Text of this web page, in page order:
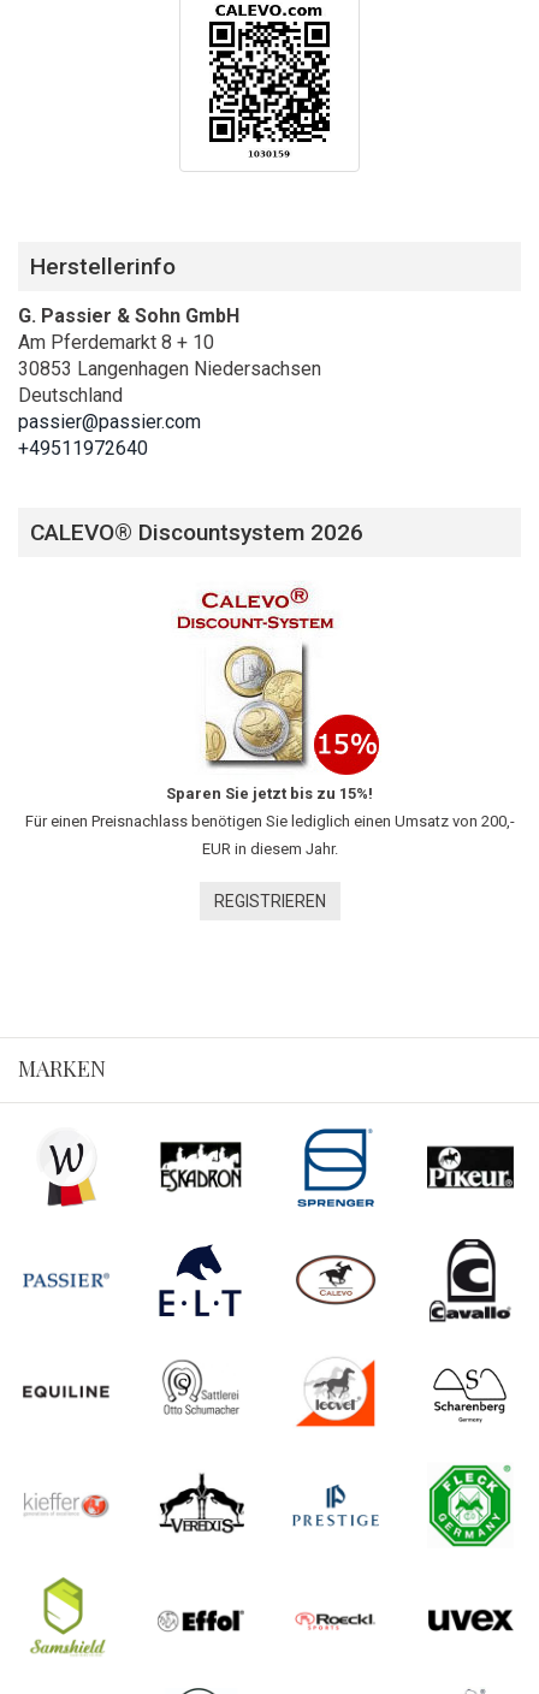
Herstellerinfo
G. Passier & Sohn GmbH
Am Pferdemarkt 8 + 10
30853 Langenhagen Niedersachsen
Deutschland
passier@passier.com
+49511972640
CALEVO® Discountsystem 2026
Sparen Sie jetzt bis zu 15%!
Für einen Preisnachlass benötigen Sie lediglich einen Umsatz von 200,-
EUR in diesem Jahr.
REGISTRIEREN
MARKEN